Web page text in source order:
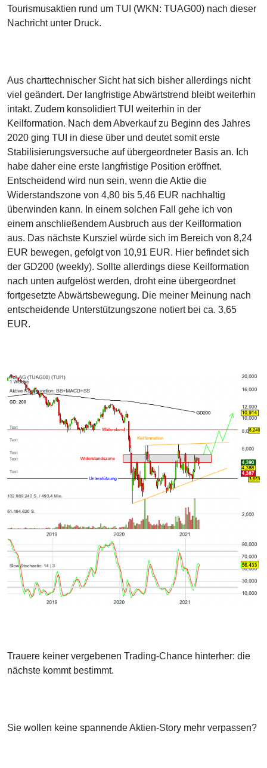
Tourismusaktien rund um TUI (WKN: TUAG00) nach dieser
Nachricht unter Druck.
Aus charttechnischer Sicht hat sich bisher allerdings nicht
viel geändert. Der langfristige Abwärtstrend bleibt weiterhin
intakt. Zudem konsolidiert TUI weiterhin in der
Keilformation. Nach dem Abverkauf zu Beginn des Jahres
2020 ging TUI in diese über und deutet somit erste
Stabilisierungsversuche auf übergeordneter Basis an. Ich
habe daher eine erste langfristige Position eröffnet.
Entscheidend wird nun sein, wenn die Aktie die
Widerstandszone von 4,80 bis 5,46 EUR nachhaltig
überwinden kann. In einem solchen Fall gehe ich von
einem anschließendem Ausbruch aus der Keilformation
aus. Das nächste Kursziel würde sich im Bereich von 8,24
EUR bewegen, gefolgt von 10,91 EUR. Hier befindet sich
der GD200 (weekly). Sollte allerdings diese Keilformation
nach unten aufgelöst werden, droht eine übergeordnet
fortgesetzte Abwärtsbewegung. Die meiner Meinung nach
entscheidende Unterstützungszone notiert bei ca. 3,65
EUR.
Trauere keiner vergebenen Trading-Chance hinterher: die
nächste kommt bestimmt.
Sie wollen keine spannende Aktien-Story mehr verpassen?